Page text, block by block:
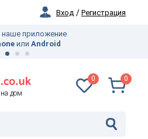
Вход / Регистрация
доставка поUK
свыше45 GBP
на дом
0 0